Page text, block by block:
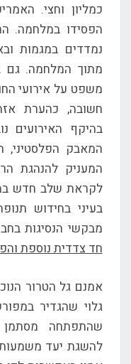
כמליון וחצי.
הפסידו במלחמה.
נמדדים במגמות
מתוך המלחמה. גם
משפט על אירועי
חשובה, כהערת
בהיקף האירועים
המאבק הפלסטיני,
המעניק להנהגת
לקראת שלב חדש
בעיני בחידוש
מבקשי הנסיגות
חד צדדית נוספת
אמנם גל הטרור
גלוי שהגדיר
שהתפתחה מסתמן
להשגת יעד